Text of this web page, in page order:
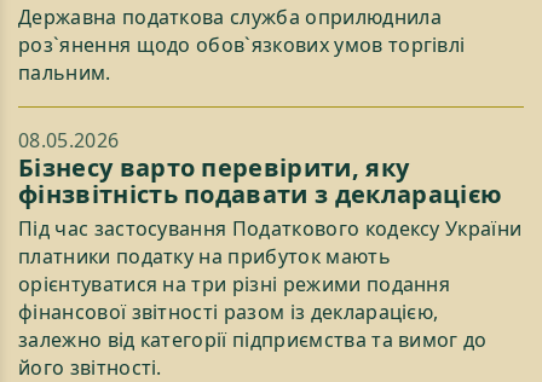
Державна податкова служба оприлюднила
роз`янення щодо обов`язкових умов торгівлі
пальним.
08.05.2026
Бізнесу варто перевірити, яку
фінзвітність подавати з декларацією
Під час застосування Податкового кодексу України
платники податку на прибуток мають
орієнтуватися на три різні режими подання
фінансової звітності разом із декларацією,
залежно від категорії підприємства та вимог до
його звітності.